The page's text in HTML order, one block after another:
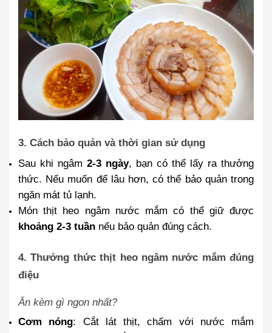
3. Cách bảo quản và thời gian sử dụng
Sau khi ngâm 2-3 ngày, bạn có thể lấy ra thưởng
thức. Nếu muốn để lâu hơn, có thể bảo quản trong
ngăn mát tủ lạnh.
Món thịt heo ngâm nước mắm có thể giữ được
khoảng 2-3 tuần nếu bảo quản đúng cách.
4. Thưởng thức thịt heo ngâm nước mắm đúng
điệu
Ăn kèm gì ngon nhất?
Cơm nóng: Cắt lát thịt, chấm với nước mắm